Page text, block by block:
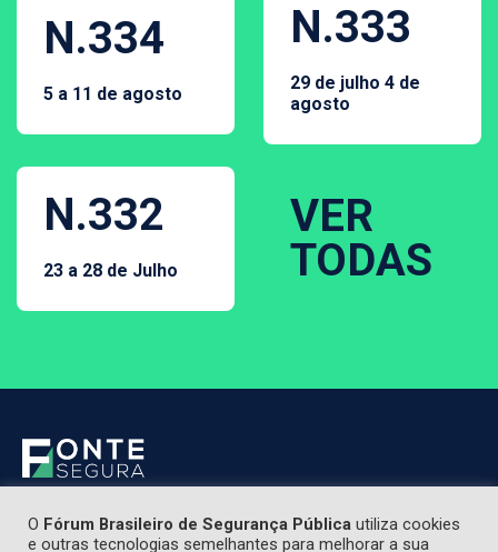
N.334
5 a 11 de agosto
N.333
29 de julho 4 de
agosto
N.332
23 a 28 de Julho
VER
TODAS
O Fórum Brasileiro de Segurança Pública utiliza cookies
e outras tecnologias semelhantes para melhorar a sua